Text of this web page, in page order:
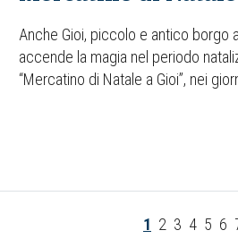
Anche Gioi, piccolo e antico borgo
accende la magia nel periodo
“Mercatino di Natale a Gioi”, nei
1 2 3 4 5 6